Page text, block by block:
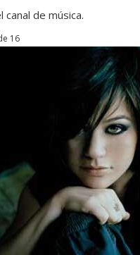
canal de música.
16